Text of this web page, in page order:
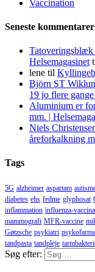
Vaccination
Seneste kommentarer
Tatoveringsblæk
Helsemagasinet
lene til
Björn ST
19 jo flere
Aluminium er
mm. |
Niels
åreforkalkning
Tags
5G alzheimer aspartam
diabetes ehs fedme glyphosat
inflammation influenza-
mammografi MFR-vaccine
Gøtzsche psykiatri
tandpasta tandpleje
Søg efter: